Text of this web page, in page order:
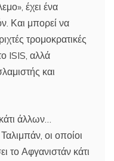
έχει ένα
Και μπορεί να
τρομοκρατικές
ISIS, αλλά
και
άλλων…
οι οποίοι
το Αφγανιστάν κάτι